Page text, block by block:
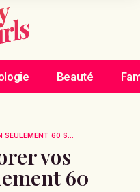
Beauté
SEULEMENT 60 S...
vos
60